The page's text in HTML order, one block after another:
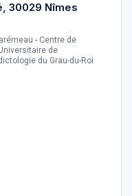
30029 Nîmes
- Centre de
de
du Grau-du-Roi